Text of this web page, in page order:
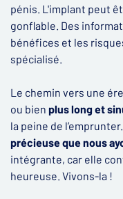
pénis. L'implant peut
gonflable. Des
bénéfices et les
spécialisé.
Le chemin vers une
ou bien plus long et
la peine de l’emprunter.
précieuse que nous
intégrante, car elle
heureuse. Vivons-la !